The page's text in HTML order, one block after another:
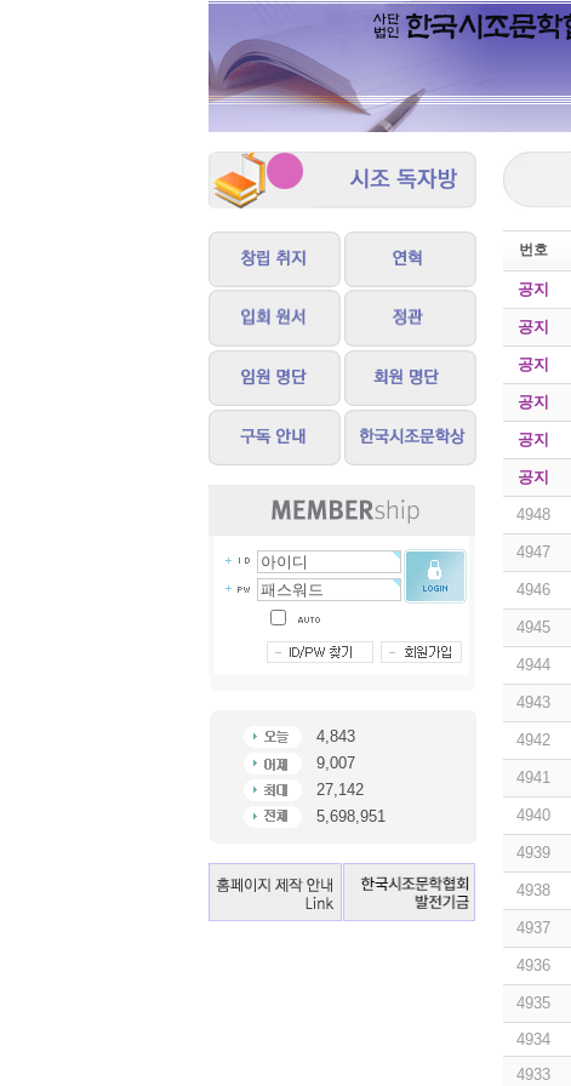
4,843
9,007
27,142
5,698,951
번호
공지
공지
공지
공지
공지
공지
4948
4947
4946
4945
4944
4943
4942
4941
4940
4939
4938
4937
4936
4935
4934
4933